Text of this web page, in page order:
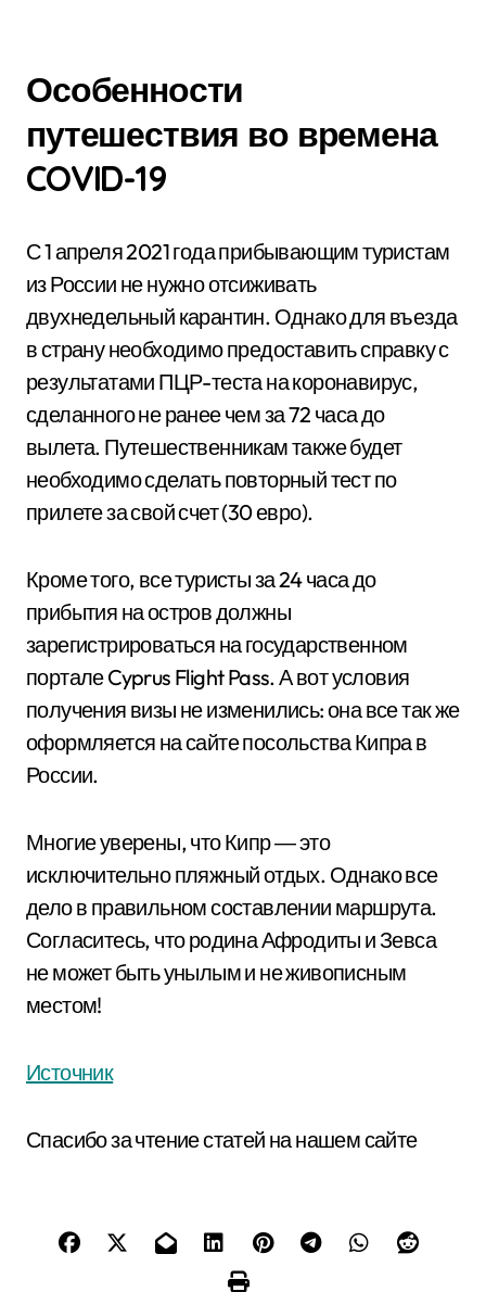
Особенности
путешествия во времена
COVID-19
С 1 апреля 2021 года прибывающим туристам
из России не нужно отсиживать
двухнедельный карантин. Однако для въезда
в страну необходимо предоставить справку с
результатами ПЦР-теста на коронавирус,
сделанного не ранее чем за 72 часа до
вылета. Путешественникам также будет
необходимо сделать повторный тест по
прилете за свой счет (30 евро).
Кроме того, все туристы за 24 часа до
прибытия на остров должны
зарегистрироваться на государственном
портале Cyprus Flight Pass. А вот условия
получения визы не изменились: она все так же
оформляется на сайте посольства Кипра в
России.
Многие уверены, что Кипр ― это
исключительно пляжный отдых. Однако все
дело в правильном составлении маршрута.
Согласитесь, что родина Афродиты и Зевса
не может быть унылым и не живописным
местом!
Источник
Спасибо за чтение статей на нашем сайте